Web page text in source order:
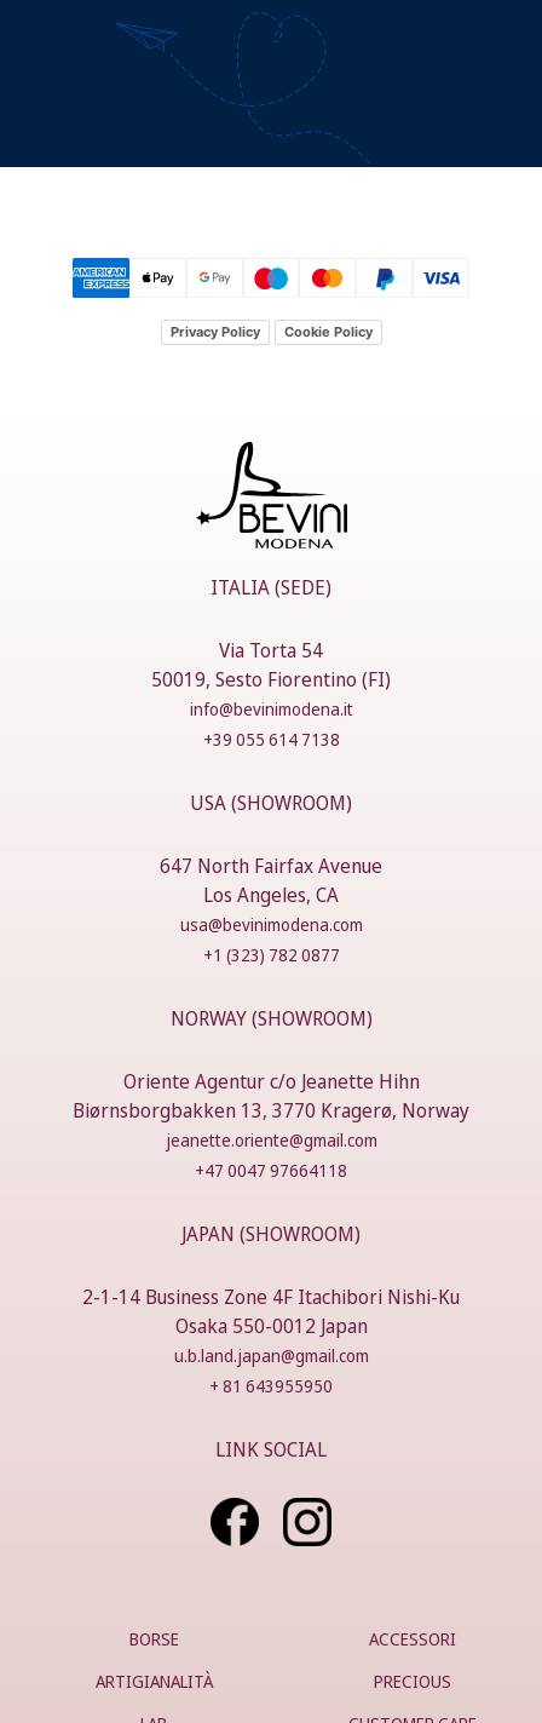
Privacy Policy Cookie Policy
ITALIA (SEDE)
Via Torta 54
50019, Sesto Fiorentino (FI)
info@bevinimodena.it
+39 055 614 7138
USA (SHOWROOM)
647 North Fairfax Avenue
Los Angeles, CA
usa@bevinimodena.com
+1 (323) 782 0877
NORWAY (SHOWROOM)
Oriente Agentur c/o Jeanette Hihn
Biørnsborgbakken 13, 3770 Kragerø, Norway
jeanette.oriente@gmail.com
+47 0047 97664118
JAPAN (SHOWROOM)
2-1-14 Business Zone 4F Itachibori Nishi-Ku
Osaka 550-0012 Japan
u.b.land.japan@gmail.com
+ 81 643955950
LINK SOCIAL
BORSE
ACCESSORI
ARTIGIANALITÀ
PRECIOUS